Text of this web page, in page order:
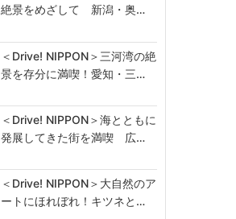
絶景をめざして 新潟・奥…
＜Drive! NIPPON＞三河湾の絶
景を存分に満喫！愛知・三…
＜Drive! NIPPON＞海とともに
発展してきた街を満喫 広…
＜Drive! NIPPON＞大自然のア
ートにほれぼれ！キツネと…